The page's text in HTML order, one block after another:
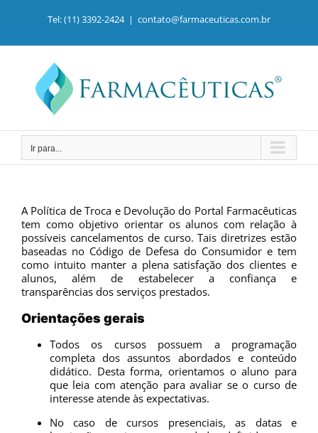
conteúdo
Tel: (11) 3392-2424 | contato@farmaceuticas.com.br
Ir para...
A Política de Troca e Devolução do Portal Farmacêuticas
tem como objetivo orientar os alunos com relação à
possíveis cancelamentos de curso. Tais diretrizes estão
baseadas no Código de Defesa do Consumidor e tem
como intuito manter a plena satisfação dos clientes e
alunos, além de estabelecer a confiança e
transparências dos serviços prestados.
Orientações gerais
Todos os cursos possuem a programação
completa dos assuntos abordados e conteúdo
didático. Desta forma, orientamos o aluno para
que leia com atenção para avaliar se o curso de
interesse atende às expectativas.
No caso de cursos presenciais, as datas e